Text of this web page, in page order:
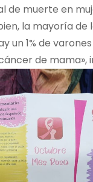
de muerte en
la mayoría de
un 1% de
de mama»,